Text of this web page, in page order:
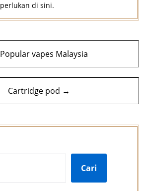
di sini.
vapes Malaysia
Cartridge pod →
Cari